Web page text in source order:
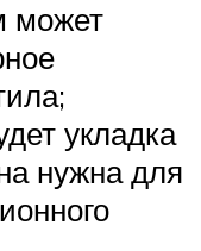
может
укладка
нужна для